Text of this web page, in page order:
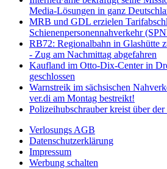
Media-Lösungen in ganz
MRB und GDL erzielen
Schienenpersonennahverkehr
RB72: Regionalbahn in Glashütte
- Zug am Nachmittag abgefahren
Kaufland im Otto-Dix-Center in
geschlossen
Warnstreik im sächsischen
ver.di am Montag bestreikt!
Polizeihubschrauber kreist über
Verlosungs AGB
Datenschutzerklärung
Impressum
Werbung schalten